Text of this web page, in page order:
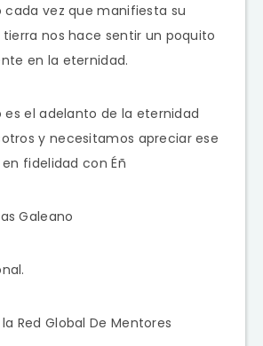
cada vez que manifiesta su
nos hace sentir un poquito
en la eternidad.
es el adelanto de la eternidad
y necesitamos apreciar ese
fidelidad con Éñ
Galeano
Red Global De Mentores